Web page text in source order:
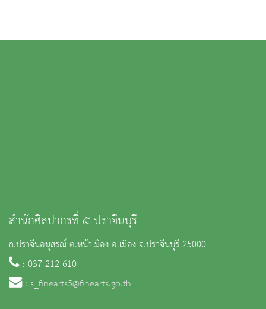
สำนักศิลปากรที่ ๕ ปราจีนบุรี
ถ.ปราจีนอนุสรณ์ ต.หน้าเมือง อ.เมือง จ.ปราจีนบุรี 25000
: 037-212-610
: s_finearts5@finearts.go.th